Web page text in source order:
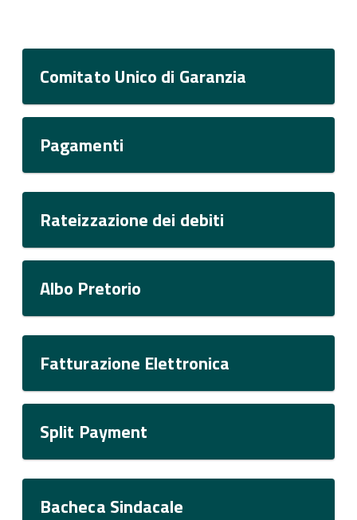
Comitato Unico di Garanzia
Pagamenti
Rateizzazione dei debiti
Albo Pretorio
Fatturazione Elettronica
Split Payment
Bacheca Sindacale